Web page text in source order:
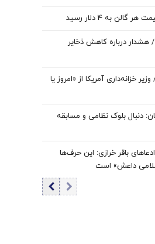
به ۴ دلار رسید
هشدار درباره کاهش ذخایر
خزانه‌داری آمریکا از «امروز یا
دنبال بلوک نظامی و مسابقه
باقر خرازی: این حرف‌ها
داعش» است